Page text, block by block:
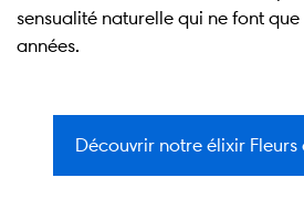
sensualité naturelle qui ne font que
années.
Découvrir notre élixir Fleurs